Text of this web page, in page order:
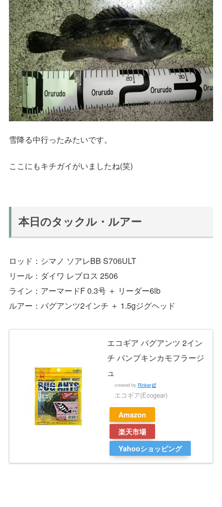
雪降る中行ったみたいです。
ここにもキチガイがいましたね(笑)
本日のタックル・ルアー
ロッド：シマノ ソアレBB S706ULT
リール：ダイワ レブロス 2506
ライン：アーマードF 0.3号 ＋ リーダー6lb
ルアー：バグアンツ2インチ ＋ 1.5gジグヘッド
エコギア バグアンツ 2イン
チ パンプキンカモフラージ
ュ
created by Rinker
エコギア(Ecogear)
Amazon
楽天市場
Yahooショッピング